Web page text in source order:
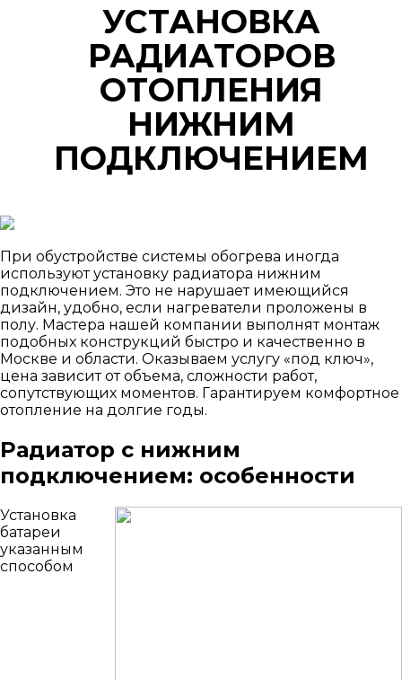
УСТАНОВКА
РАДИАТОРОВ
ОТОПЛЕНИЯ
НИЖНИМ
ПОДКЛЮЧЕНИЕМ
При обустройстве системы обогрева иногда
используют установку радиатора нижним
подключением. Это не нарушает имеющийся
дизайн, удобно, если нагреватели проложены в
полу. Мастера нашей компании выполнят монтаж
подобных конструкций быстро и качественно в
Москве и области. Оказываем услугу «под ключ»,
цена зависит от объема, сложности работ,
сопутствующих моментов. Гарантируем комфортное
отопление на долгие годы.
Радиатор с нижним
подключением: особенности
Установка
батареи
указанным
способом